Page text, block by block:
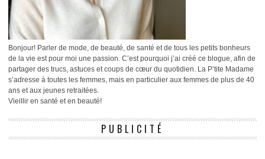
Bonjour! Parler de mode, de beauté, de santé et de tous les petits bonheurs
de la vie est pour moi une passion. C’est pourquoi j’ai créé ce blogue, afin de
partager des trucs, astuces et coups de cœur du quotidien. La P’tite Madame
s’adresse à toutes les femmes, mais en particulier aux femmes de plus de 40
ans et aux jeunes retraitées.
Vieillir en santé et en beauté!
PUBLICITÉ